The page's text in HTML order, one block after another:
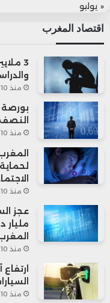
« يوليو
اقتصاد المغرب
3
منذ 10 ساعات
بورصة
منذ 10 ساعات
منذ 10 ساعات
منذ 10 ساعات
منذ 10 ساعات